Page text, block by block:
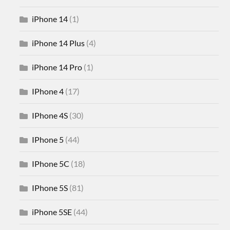
iPhone 14 (1)
iPhone 14 Plus (4)
iPhone 14 Pro (1)
IPhone 4 (17)
IPhone 4S (30)
IPhone 5 (44)
IPhone 5C (18)
IPhone 5S (81)
iPhone 5SE (44)